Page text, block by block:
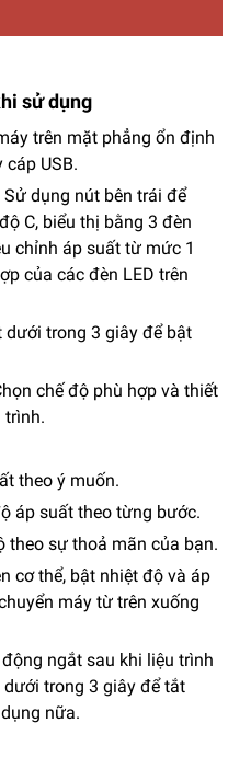
sử dụng
trên mặt phẳng ổn định
USB.
dụng nút bên trái để
C, biểu thị bằng 3 đèn
chỉnh áp suất từ mức 1
của các đèn LED trên
dưới trong 3 giây để bật
chế độ phù hợp và thiết
trình.
theo ý muốn.
áp suất theo từng bước.
theo sự thoả mãn của bạn.
cơ thể, bật nhiệt độ và áp
máy từ trên xuống
ngắt sau khi liệu trình
trong 3 giây để tắt
nữa.